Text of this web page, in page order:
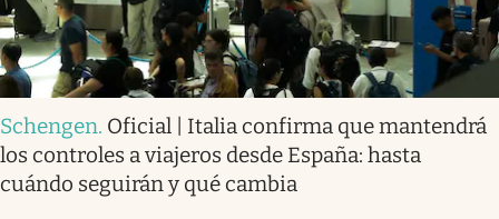
Schengen. Oficial | Italia confirma que mantendrá
los controles a viajeros desde España: hasta
cuándo seguirán y qué cambia